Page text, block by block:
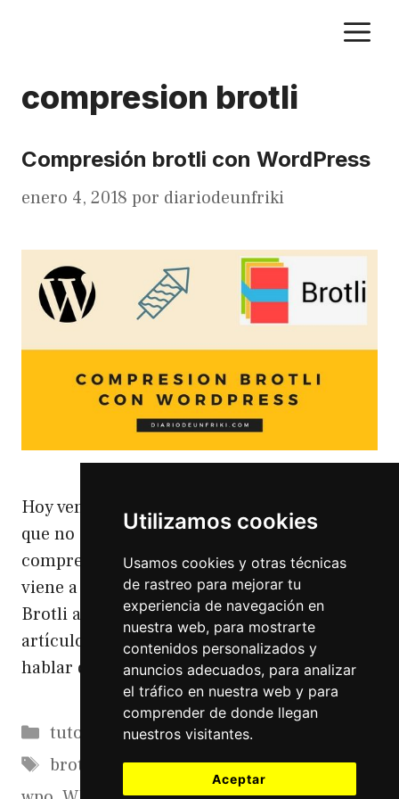
Utilizamos cookies
Usamos cookies y otras técnicas
de rastreo para mejorar tu
experiencia de navegación en
nuestra web, para mostrarte
contenidos personalizados y
anuncios adecuados, para analizar
el tráfico en nuestra web y para
comprender de donde llegan
nuestros visitantes.
Aceptar
compresion brotli
Compresión brotli con WordPress
enero 4, 2018 por diariodeunfriki
Hoy vengo a hablaros de unas de esas cosas
que no dentro de mucho dará que hablar. La
compresión brotli con WordPress. Todo este
viene a raíz de este tuit. No sabía lo que era
Brotli así que me informé y monté este
artículo. Para 2018 en #WPO deberiamos
hablar de Brotli, WebP, PWA … Leer más
Categorías
tutoriales
Etiquetas
brotli compresion brotli,wordpress,